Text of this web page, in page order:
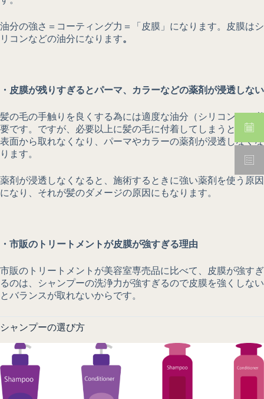
油分の強さ＝コーティング力＝「皮膜」になります。皮膜はシ
リコンなどの油分になります。
・皮膜が残りすぎるとパーマ、カラーなどの薬剤が浸透しない
髪の毛の手触りを良くする為には適度な油分（シリコン）は必
要です。ですが、必要以上に髪の毛に付着してしまうと、髪の
表面から取れなくなり、パーマやカラーの薬剤が浸透しなくな
ります。
薬剤が浸透しなくなると、施術するときに強い薬剤を使う原因
になり、それが髪のダメージの原因にもなります。
・市販のトリートメントが皮膜が強すぎる理由
市販のトリートメントが美容室専売品に比べて、皮膜が強すぎ
るのは、シャンプーの洗浄力が強すぎるので皮膜を強くしない
とバランスが取れないからです。
シャンプーの選び方